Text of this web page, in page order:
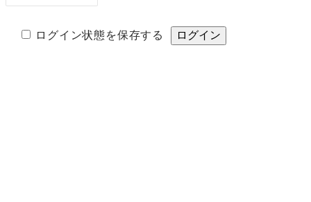
ログイン状態を保存する